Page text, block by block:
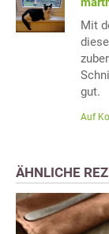
Mit
gut.
Auf
ÄHNLICHE